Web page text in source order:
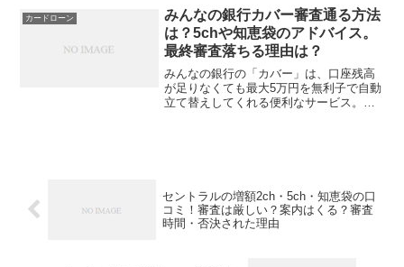
がたくさん投稿されています。バンクイ
ックは銀行カード...
カードローン
みんなの銀行カバー審査通る方法
は？5chや知恵袋のアドバイス。
最終審査落ちる理由は？
みんなの銀行の「カバー」は、口座残高
が足りなくても最大5万円を無利子で自動
立て替えしてくれる便利なサービス。返
セントラルの増額2ch・5ch・知恵袋の口
コミ！審査は厳しい？案内はくる？審査
時間・否決された理由